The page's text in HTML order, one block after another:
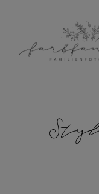
HOME